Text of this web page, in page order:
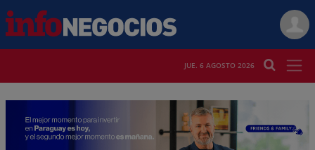
JUE. 6 AGOSTO 2026